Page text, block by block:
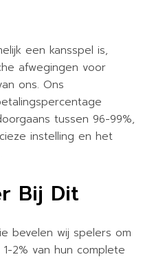
een kansspel is,
afwegingen voor
ons. Ons
tussen 96-99%,
instelling en het
Bij Dit
bevelen wij spelers om
2% van hun complete